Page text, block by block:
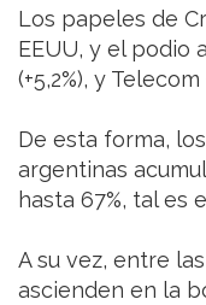
Los papeles de
EEUU, y el podio
(+5,2%), y Telecom
De esta forma,
argentinas
hasta 67%, tal es
A su vez, entre
ascienden en la